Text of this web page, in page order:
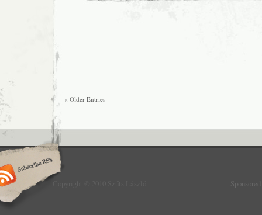
« Older Entries